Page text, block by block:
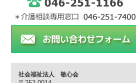
社会福祉法人 敬心会